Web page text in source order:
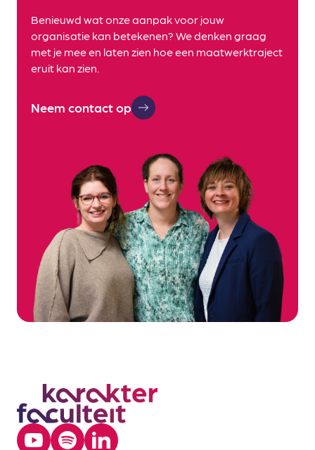
Benieuwd wat onze aanpak voor jouw
organisatie kan betekenen? We denken graag
met je mee en laten zien hoe een maatwerktraject
eruit kan zien.
Neem contact op